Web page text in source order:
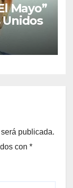
Mayo”
publicada.
con *